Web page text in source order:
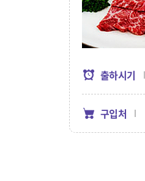
출하시기
구입처